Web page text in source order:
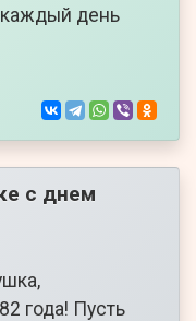
каждый день
с днем
года! Пусть